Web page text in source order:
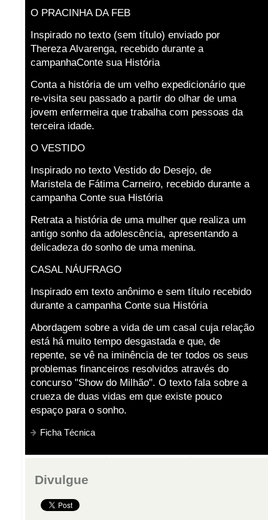
O PRACINHA DA FEB
Inspirado no texto (sem título) enviado por
Thereza Alvarenga, recebido durante a
campanhaConte sua História
Conta a história de um velho expedicionário que
re-visita seu passado a partir do olhar de uma
jovem enfermeira que trabalha com pessoas da
terceira idade.
O VESTIDO
Inspirado no texto Vestido do Desejo, de
Maristela de Fátima Carneiro, recebido durante a
campanha Conte sua História
Retrata a história de uma mulher que realiza um
antigo sonho da adolescência, apresentando a
delicadeza do sonho de uma menina.
CASAL NÁUFRAGO
Inspirado em texto anônimo e sem título recebido
durante a campanha Conte sua História
Abordagem sobre a vida de um casal cuja relação
está há muito tempo desgastada e que, de
repente, se vê na iminência de ter todos os seus
problemas financeiros resolvidos através do
concurso "Show do Milhão". O texto fala sobre a
crueza de duas vidas em que existe pouco
espaço para o sonho.
Ficha Técnica
Divulgue